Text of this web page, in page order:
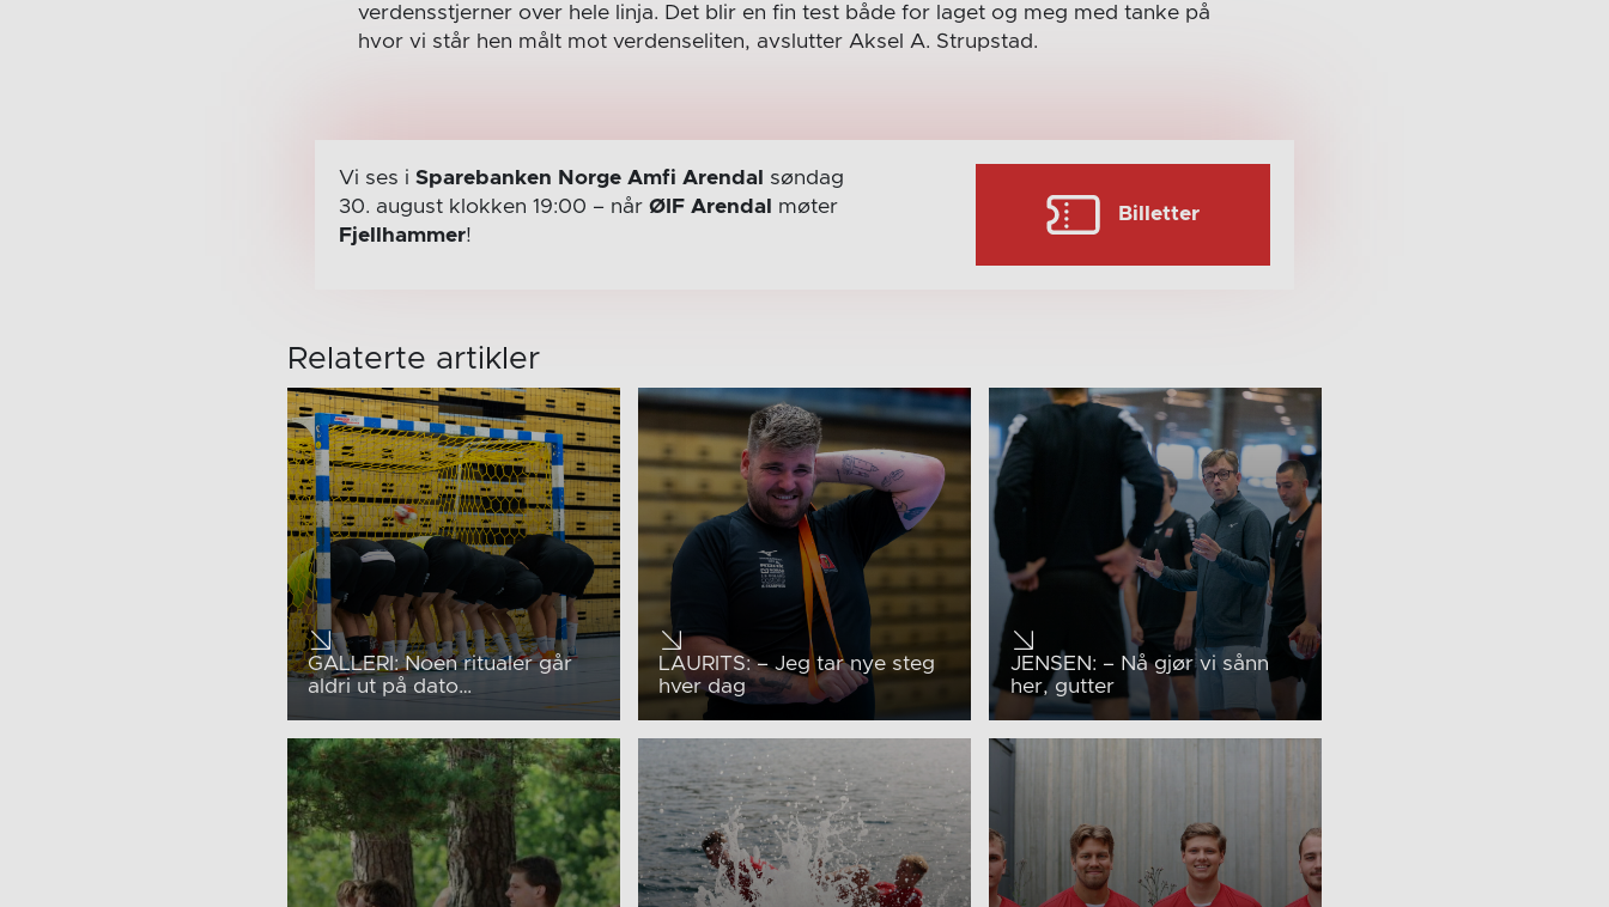
verdensstjerner over hele linja. Det blir en fin test både for laget og meg med tanke på
hvor vi står hen målt mot verdenseliten, avslutter Aksel A. Strupstad.
Vi ses i Sparebanken Norge Amfi Arendal
søndag
30. august klokken 19:00 – når ØIF Arendal
møter
Fjellhammer!
Billetter
Relaterte artikler
GALLERI: Noen ritualer går
aldri ut på dato…
LAURITS: – Jeg tar nye steg
hver dag
JENSEN: – Nå gjør vi sånn
her, gutter